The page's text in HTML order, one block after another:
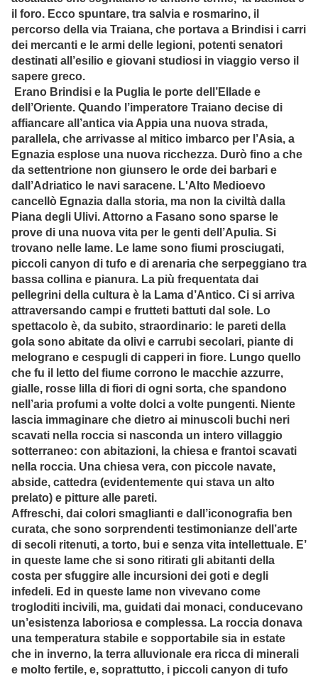
il foro. Ecco spuntare, tra salvia e rosmarino, il
percorso della via Traiana, che portava a Brindisi i carri
dei mercanti e le armi delle legioni, potenti senatori
destinati all’esilio e giovani studiosi in viaggio verso il
sapere greco.
Erano Brindisi e la Puglia le porte dell’Ellade e
dell’Oriente. Quando l’imperatore Traiano decise di
affiancare all’antica via Appia una nuova strada,
parallela, che arrivasse al mitico imbarco per l’Asia, a
Egnazia esplose una nuova ricchezza. Durò fino a che
da settentrione non giunsero le orde dei barbari e
dall’Adriatico le navi saracene. L'Alto Medioevo
cancellò Egnazia dalla storia, ma non la civiltà dalla
Piana degli Ulivi. Attorno a Fasano sono sparse le
prove di una nuova vita per le genti dell’Apulia. Si
trovano nelle lame. Le lame sono fiumi prosciugati,
piccoli canyon di tufo e di arenaria che serpeggiano tra
bassa collina e pianura. La più frequentata dai
pellegrini della cultura è la Lama d’Antico. Ci si arriva
attraversando campi e frutteti battuti dal sole. Lo
spettacolo è, da subito, straordinario: le pareti della
gola sono abitate da olivi e carrubi secolari, piante di
melograno e cespugli di capperi in fiore. Lungo quello
che fu il letto del fiume corrono le macchie azzurre,
gialle, rosse lilla di fiori di ogni sorta, che spandono
nell’aria profumi a volte dolci a volte pungenti. Niente
lascia immaginare che dietro ai minuscoli buchi neri
scavati nella roccia si nasconda un intero villaggio
sotterraneo: con abitazioni, la chiesa e frantoi scavati
nella roccia. Una chiesa vera, con piccole navate,
abside, cattedra (evidentemente qui stava un alto
prelato) e pitture alle pareti.
Affreschi, dai colori smaglianti e dall’iconografia ben
curata, che sono sorprendenti testimonianze dell’arte
di secoli ritenuti, a torto, bui e senza vita intellettuale. E’
in queste lame che si sono ritirati gli abitanti della
costa per sfuggire alle incursioni dei goti e degli
infedeli. Ed in queste lame non vivevano come
trogloditi incivili, ma, guidati dai monaci, conducevano
un’esistenza laboriosa e complessa. La roccia donava
una temperatura stabile e sopportabile sia in estate
che in inverno, la terra alluvionale era ricca di minerali
e molto fertile, e, soprattutto, i piccoli canyon di tufo